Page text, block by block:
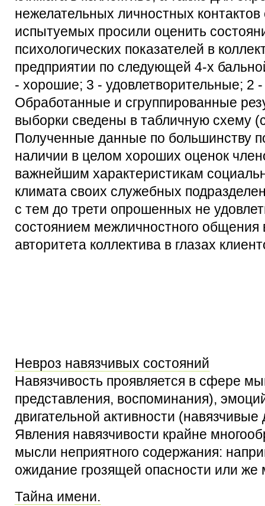
нежелательных личностных
испытуемых просили оценить
психологических показателей в
предприятии по следующей 4-х
- хорошие; 3 - удовлетворительные; 2
Обработанные и сгруппированные
выборки сведены в табличную схему
Полученные данные по большинству
наличии в целом хороших оценок
важнейшим характеристикам
климата своих служебных
с тем до трети опрошенных не
состоянием межличностного общения
авторитета коллектива в глазах
Невроз навязчивых состояний
Навязчивость проявляется в сфере
представления, воспоминания),
двигательной активности (навязчивые
Явления навязчивости крайне
мысли неприятного содержания:
ожидание грозящей опасности или же
Тайна имени.